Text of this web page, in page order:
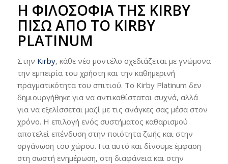
Η ΦΙΛΟΣΟΦΊΑ ΤΗΣ KIRBY
ΠΊΣΩ ΑΠΌ ΤΟ KIRBY
PLATINUM
Στην Kirby, κάθε νέο μοντέλο σχεδιάζεται με γνώμονα
την εμπειρία του χρήστη και την καθημερινή
πραγματικότητα του σπιτιού. Το Kirby Platinum δεν
δημιουργήθηκε για να αντικαθίσταται συχνά, αλλά
για να εξελίσσεται μαζί με τις ανάγκες σας μέσα στον
χρόνο. Η επιλογή ενός συστήματος καθαρισμού
αποτελεί επένδυση στην ποιότητα ζωής και στην
οργάνωση του χώρου. Για αυτό και δίνουμε έμφαση
στη σωστή ενημέρωση, στη διαφάνεια και στην